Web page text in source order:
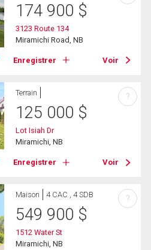
174 900 $
3123 Route 134
Miramichi Road, NB
Enregistrer Voir
Terrain
125 000 $
Lot Isiah Dr
Miramichi, NB
Enregistrer Voir
?
Maison 4 CAC , 4 SDB
549 900 $
1512 Water St
Miramichi, NB
?